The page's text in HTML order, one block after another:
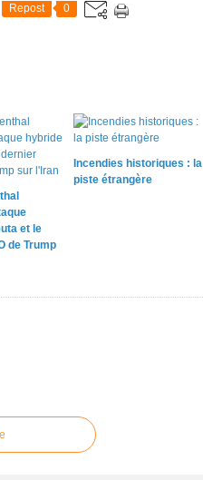
Repost 0
et le
de Trump
Incendies historiques : la
piste étrangère